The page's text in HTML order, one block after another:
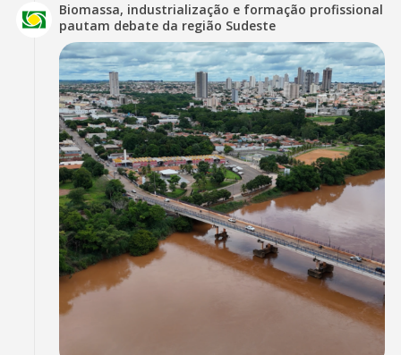
Biomassa, industrialização e formação profissional
pautam debate da região Sudeste